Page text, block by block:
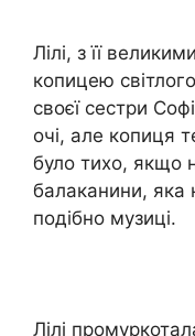
Лілі, з її
копицею
своєї сестри
очі, але копиця
було тихо, якщо
балаканини, яка
подібно музиці.
Лілі